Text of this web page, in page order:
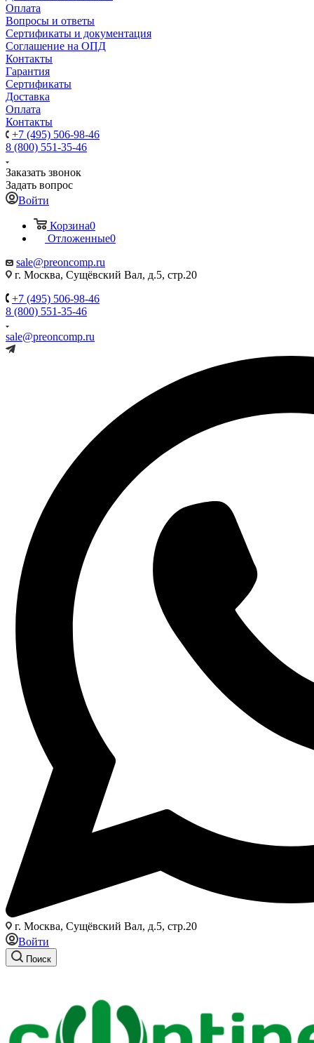
Оплата
Вопросы и ответы
Сертификаты и документация
Соглашение на ОПД
Контакты
Гарантия
Сертификаты
Доставка
Оплата
Контакты
+7 (495) 506-98-46
8 (800) 551-35-46
Заказать звонок
Задать вопрос
Войти
Корзина0
Отложенные0
sale@preoncomp.ru
г. Москва, Сущёвский Вал, д.5, стр.20
+7 (495) 506-98-46
8 (800) 551-35-46
sale@preoncomp.ru
г. Москва, Сущёвский Вал, д.5, стр.20
Войти
Поиск